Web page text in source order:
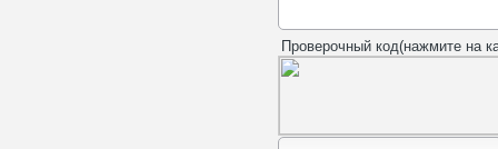
Проверочный код(нажмите на